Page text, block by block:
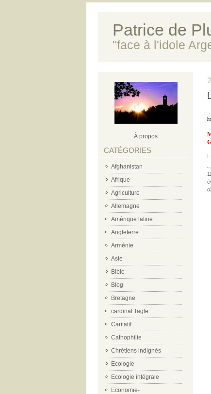
Patrice de
"face à l'idole
À propos
CATÉGORIES
Afghanistan
Afrique
Agriculture
Allemagne
Amérique latine
Angleterre
Arménie
Asie
Bible
Blog
Bretagne
cardinal Tagle
Caritatif
Cathophilie
Chrétiens indignés
Ecologie
Ecologie intégrale
Economie-